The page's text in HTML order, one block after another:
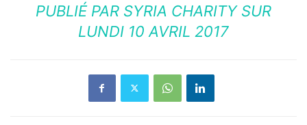
PUBLIÉ PAR SYRIA CHARITYSUR
LUNDI 10 AVRIL 2017